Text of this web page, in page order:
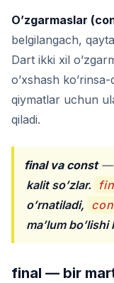
O’zgarmaslar
belgilangach,
Dart ikki xil
o’xshash
qiymatlar uchun
qiladi.
final va const—
kalit so’zlar.
o’rnatiladi,
ma’lum bo’lishi
final — bir